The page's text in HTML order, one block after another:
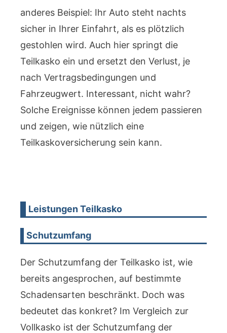
anderes Beispiel: Ihr Auto steht nachts
sicher in Ihrer Einfahrt, als es plötzlich
gestohlen wird. Auch hier springt die
Teilkasko ein und ersetzt den Verlust, je
nach Vertragsbedingungen und
Fahrzeugwert. Interessant, nicht wahr?
Solche Ereignisse können jedem passieren
und zeigen, wie nützlich eine
Teilkaskoversicherung sein kann.
Leistungen Teilkasko
Schutzumfang
Der Schutzumfang der Teilkasko ist, wie
bereits angesprochen, auf bestimmte
Schadensarten beschränkt. Doch was
bedeutet das konkret? Im Vergleich zur
Vollkasko ist der Schutzumfang der